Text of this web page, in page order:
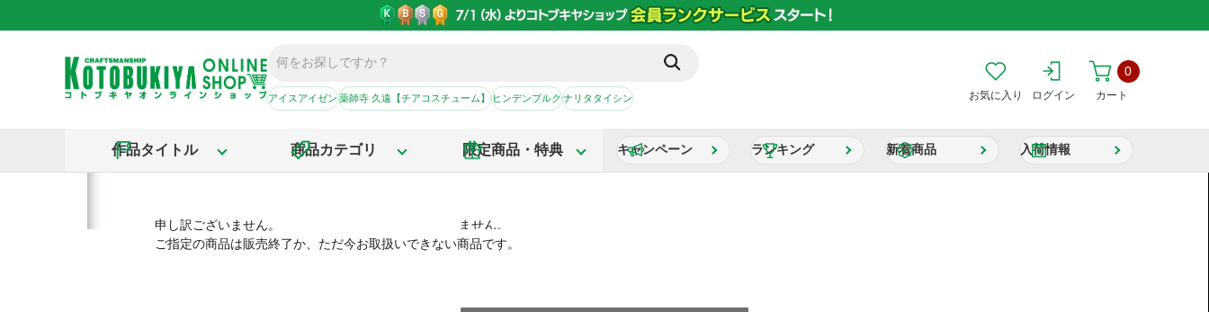
アイスアイゼン薬師寺 久遠【チアコスチューム】ヒンデンブルクナリタタイシン お気に入り ログイン カート
0
作品タイトル 商品カテゴリ 限定商品・特典 キャンペーン ランキング 新着商品 入荷情報
申し訳ございません。
ご指定の商品は販売終了か、ただ今お取扱いできない商品です。